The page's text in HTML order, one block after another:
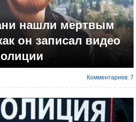
нашли мертвым
он записал видео
Комментариев: 7